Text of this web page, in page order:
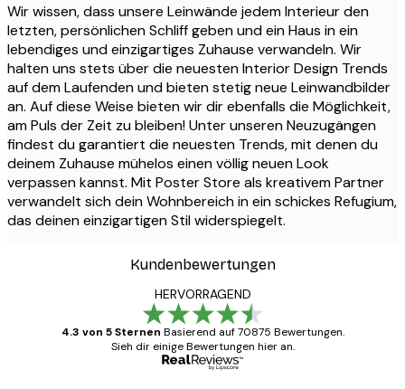
Wir wissen, dass unsere Leinwände jedem Interieur den
letzten, persönlichen Schliff geben und ein Haus in ein
lebendiges und einzigartiges Zuhause verwandeln. Wir
halten uns stets über die neuesten Interior Design Trends
auf dem Laufenden und bieten stetig neue Leinwandbilder
an. Auf diese Weise bieten wir dir ebenfalls die Möglichkeit,
am Puls der Zeit zu bleiben! Unter unseren Neuzugängen
findest du garantiert die neuesten Trends, mit denen du
deinem Zuhause mühelos einen völlig neuen Look
verpassen kannst. Mit Poster Store als kreativem Partner
verwandelt sich dein Wohnbereich in ein schickes Refugium,
das deinen einzigartigen Stil widerspiegelt.
Kundenbewertungen
HERVORRAGEND
4.3 von 5 Sternen Basierend auf 70875 Bewertungen.
Sieh dir einige Bewertungen hier an.